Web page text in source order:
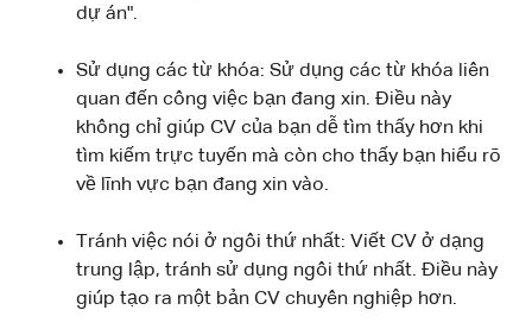
dự án".
Sử dụng các từ khóa: Sử dụng các từ khóa liên
quan đến công việc bạn đang xin. Điều này
không chỉ giúp CV của bạn dễ tìm thấy hơn khi
tìm kiếm trực tuyến mà còn cho thấy bạn hiểu rõ
về lĩnh vực bạn đang xin vào.
Tránh việc nói ở ngôi thứ nhất: Viết CV ở dạng
trung lập, tránh sử dụng ngôi thứ nhất. Điều này
giúp tạo ra một bản CV chuyên nghiệp hơn.